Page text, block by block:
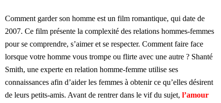
Comment garder son homme est un film romantique, qui date de
2007. Ce film présente la complexité des relations hommes-femmes
pour se comprendre, s’aimer et se respecter. Comment faire face
lorsque votre homme vous trompe ou flirte avec une autre ? Shanté
Smith, une experte en relation homme-femme utilise ses
connaissances afin d’aider les femmes à obtenir ce qu’elles désirent
de leurs petits-amis. Avant de rentrer dans le vif du sujet, l’amour